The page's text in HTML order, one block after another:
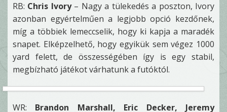
RB: Chris Ivory– Nagy a tülekedés a poszton, Ivory
azonban egyértelműen a legjobb opció kezdőnek,
míg a többiek lemeccselik, hogy ki kapja a maradék
snapet. Elképzelhető, hogy egyikük sem végez 1000
yard felett, de összességében így is egy stabil,
megbízható játékot várhatunk a futóktól.
WR: Brandon Marshall, Eric Decker, Jeremy